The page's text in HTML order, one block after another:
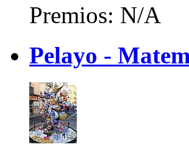
Premios: N/A
Pelayo -